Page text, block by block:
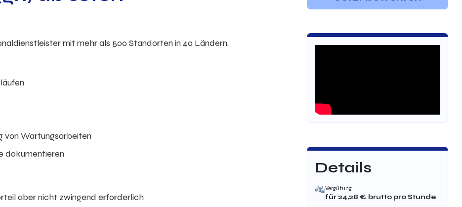
mit mehr als 500 Standorten in 40 Ländern.
von Wartungsarbeiten
dokumentieren
aber nicht zwingend erforderlich
Details
Vergütung
für24,28 € brutto pro Stunde